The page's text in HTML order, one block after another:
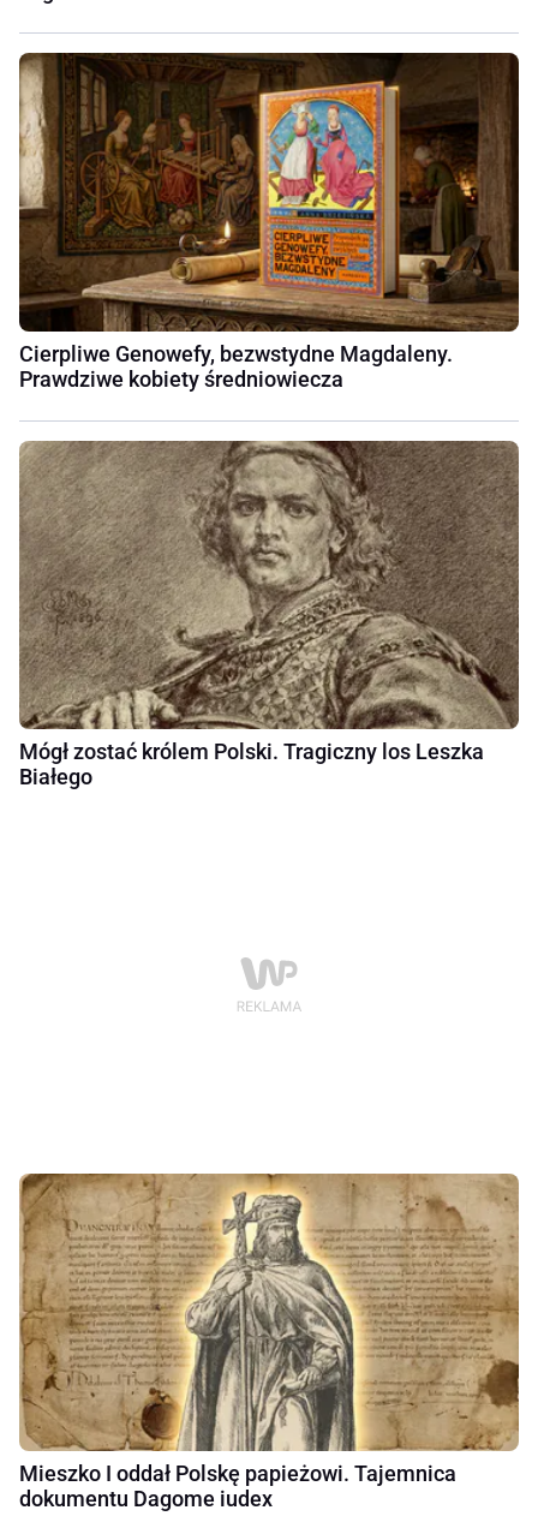
Cierpliwe Genowefy, bezwstydne Magdaleny.
Prawdziwe kobiety średniowiecza
Mógł zostać królem Polski. Tragiczny los Leszka
Białego
Mieszko I oddał Polskę papieżowi. Tajemnica
dokumentu Dagome iudex